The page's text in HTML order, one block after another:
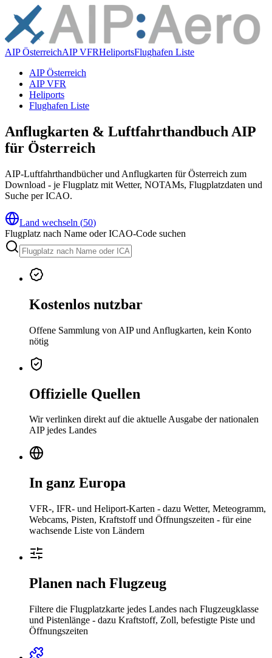
AIP ÖsterreichAIP VFRHeliportsFlughafen Liste
AIP Österreich
AIP VFR
Heliports
Flughafen Liste
Anflugkarten & Luftfahrthandbuch AIP
für Österreich
AIP-Luftfahrthandbücher und Anflugkarten für Österreich zum
Download - je Flugplatz mit Wetter, NOTAMs, Flugplatzdaten und
Suche per ICAO.
Land wechseln (50)
Flugplatz nach Name oder ICAO-Code suchen
Kostenlos nutzbar
Offene Sammlung von AIP und Anflugkarten, kein Konto
nötig
Offizielle Quellen
Wir verlinken direkt auf die aktuelle Ausgabe der nationalen
AIP jedes Landes
In ganz Europa
VFR-, IFR- und Heliport-Karten - dazu Wetter, Meteogramm,
Webcams, Pisten, Kraftstoff und Öffnungszeiten - für eine
wachsende Liste von Ländern
Planen nach Flugzeug
Filtere die Flugplatzkarte jedes Landes nach Flugzeugklasse
und Pistenlänge - dazu Kraftstoff, Zoll, befestigte Piste und
Öffnungszeiten